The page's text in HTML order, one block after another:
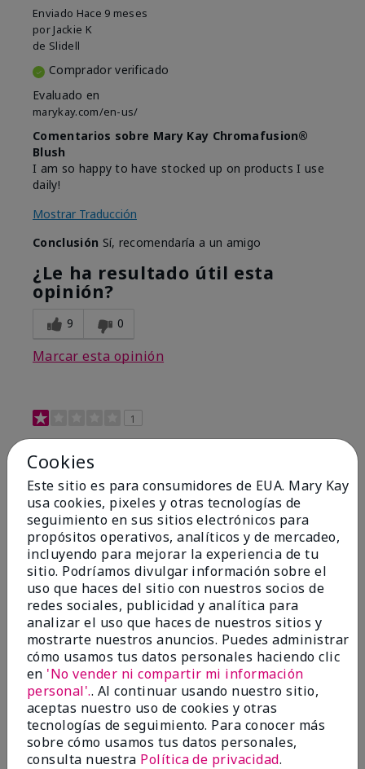
Enviado Hace 9 meses
por Jackie K
de Slidell
Comprador verificado
Evaluado en
marykay.com/en-us/
Comentarios sobre Mary Kay Chromafusion®
Blush
I am so happy to have stocked up on products I use
daily!
Mostrar Traducción
Conclusión Sí, recomendaría a un amigo
¿Le ha resultado útil esta
opinión?
9 0
Marcar esta opinión
1
Not a favorite
EnviadoHace 9 meses
por Bette B.
deGreen Valley
Comprador verificado
Evaluado en
marykay.com/en-us/
Comentarios sobre Mary Kay Chromafusion®
Blush
The blush is hard to get used to - it goes on very
heavy and then needs to be softened. I think I will
stick with my old brand for now.
Mostrar Traducción
ConclusiónNo, no recomendaría a un amigo
¿Le ha resultado útil esta
Cookies
Este sitio es para consumidores de EUA. Mary Kay
usa cookies, pixeles y otras tecnologías de
seguimiento en sus sitios electrónicos para
propósitos operativos, analíticos y de mercadeo,
incluyendo para mejorar la experiencia de tu
sitio. Podríamos divulgar información sobre el
uso que haces del sitio con nuestros socios de
redes sociales, publicidad y analítica para
analizar el uso que haces de nuestros sitios y
mostrarte nuestros anuncios. Puedes administrar
cómo usamos tus datos personales haciendo clic
en 'No vender ni compartir mi información
personal'.. Al continuar usando nuestro sitio,
aceptas nuestro uso de cookies y otras
tecnologías de seguimiento. Para conocer más
sobre cómo usamos tus datos personales,
consulta nuestra Política de privacidad.